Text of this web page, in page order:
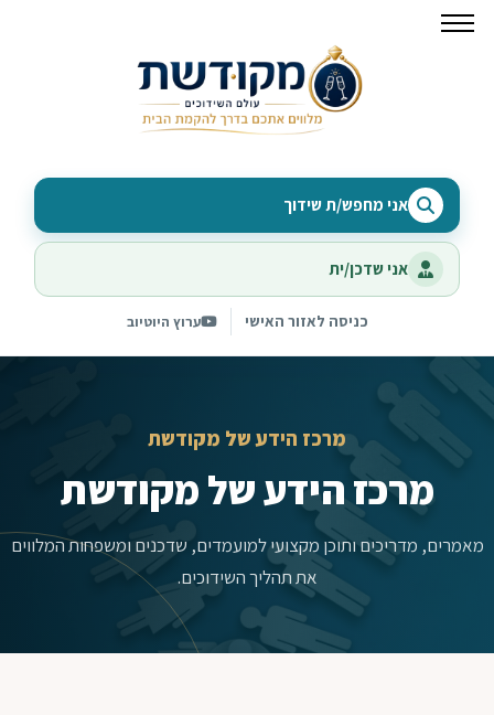
אני מחפש/ת שידוך
אני שדכן/ית
כניסה לאזור האישי ערוץ היוטיוב
מרכז הידע של מקודשת
מרכז הידע של מקודשת
מאמרים, מדריכים ותוכן מקצועי למועמדים, שדכנים ומשפחות המלווים
את תהליך השידוכים.